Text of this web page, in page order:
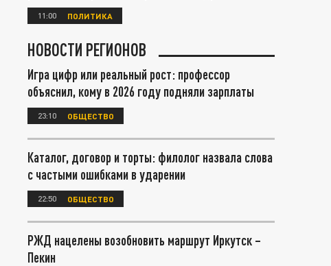
11:00 ПОЛИТИКА
НОВОСТИ РЕГИОНОВ
Игра цифр или реальный рост: профессор
объяснил, кому в 2026 году подняли зарплаты
23:10 ОБЩЕСТВО
Каталог, договор и торты: филолог назвала слова
с частыми ошибками в ударении
22:50 ОБЩЕСТВО
РЖД нацелены возобновить маршрут Иркутск –
Пекин